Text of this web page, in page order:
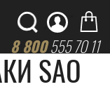
8 800555 70 11
SAO